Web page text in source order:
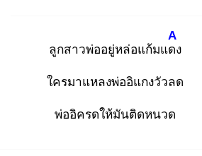
ลูกสาวพ่ออยู่หล่อแก้มแดง
A
ใครมาแหลงพ่ออิแกงวัวลด
พ่ออิครดให้มันติดหนวด